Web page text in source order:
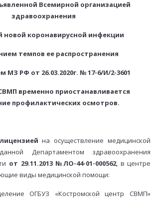
Всемирной организацией
здравоохранения
новой коронавирусной инфекции
темпов ее распространения
МЗ РФ от 26.03.2020г. № 17-6/И/2-3601
временно приостанавливается
профилактических осмотров.
лицензией на осуществление медицинской
Департаментом здравоохранения
от 29.11.2013 №ЛО-44-01-000562, в центре
виды медицинской помощи:
ОГБУЗ «Костромской центр СВМП»